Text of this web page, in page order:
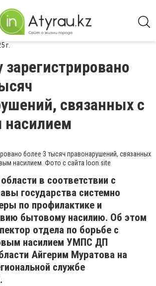
г.
связанных с
более 3 тысяч правонарушений, связанных
насилием. Фото с сайта loon.site
в соответствии с
государства системно
по профилактике и
бытовому насилию. Об этом
отдела по борьбе с
насилием УМПС ДП
Айгерим Муратова на
службе